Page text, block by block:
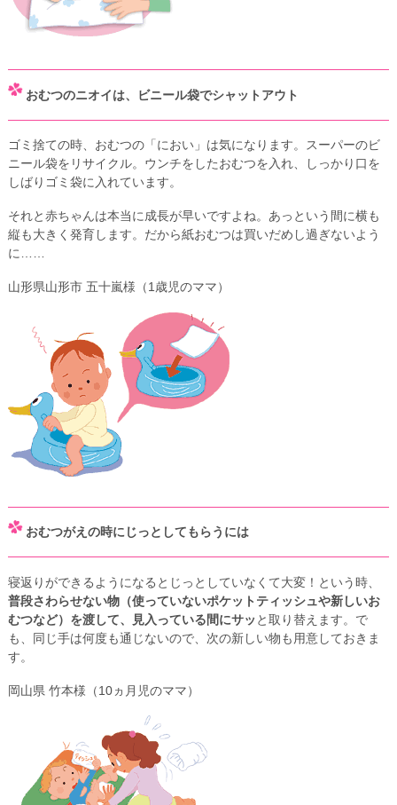
おむつのニオイは、ビニール袋でシャットアウト
ゴミ捨ての時、おむつの「におい」は気になります。スーパーのビ
ニール袋をリサイクル。ウンチをしたおむつを入れ、しっかり口を
しばりゴミ袋に入れています。
それと赤ちゃんは本当に成長が早いですよね。あっという間に横も
縦も大きく発育します。だから紙おむつは買いだめし過ぎないよう
に……
山形県山形市 五十嵐様（1歳児のママ）
おむつがえの時にじっとしてもらうには
寝返りができるようになるとじっとしていなくて大変！という時、
普段さわらせない物（使っていないポケットティッシュや新しいお
むつなど）を渡して、見入っている間にサッと取り替えます。で
も、同じ手は何度も通じないので、次の新しい物も用意しておきま
す。
岡山県 竹本様（10ヵ月児のママ）